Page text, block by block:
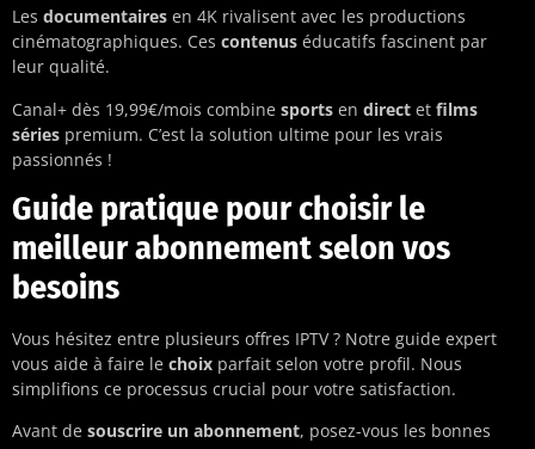
Les documentaires en 4K rivalisent avec les productions
cinématographiques. Ces contenus éducatifs fascinent par
leur qualité.
Canal+ dès 19,99€/mois combine sports en direct et films
séries premium. C’est la solution ultime pour les vrais
passionnés !
Guide pratique pour choisir le
meilleur abonnement selon vos
besoins
Vous hésitez entre plusieurs offres IPTV ? Notre guide expert
vous aide à faire le choix parfait selon votre profil. Nous
simplifions ce processus crucial pour votre satisfaction.
Avant de souscrire un abonnement, posez-vous les bonnes